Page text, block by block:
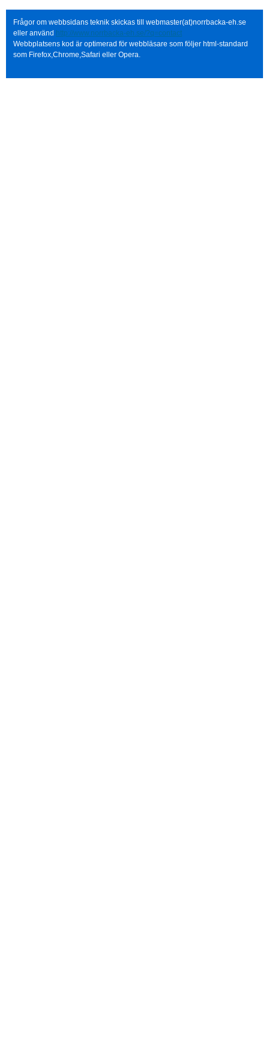
Frågor om webbsidans teknik skickas till webmaster(at)norrbacka-eh.se
eller använd http://www.norrbacka-eh.se/?q=contact
Webbplatsens kod är optimerad för webbläsare som följer html-standard
som Firefox,Chrome,Safari eller Opera.